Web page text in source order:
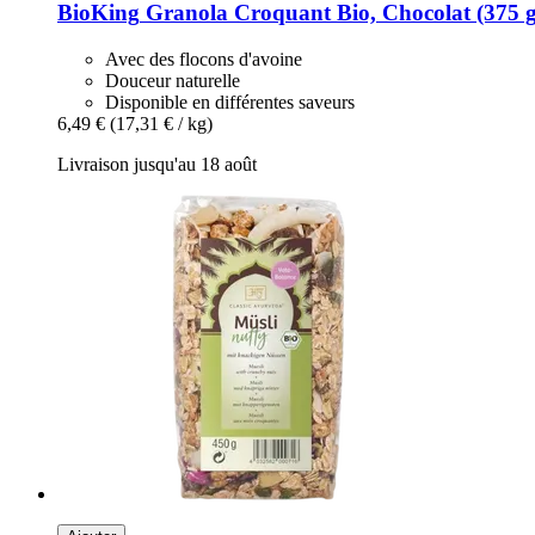
BioKing Granola Croquant Bio, Chocolat (375
Avec des flocons d'avoine
Douceur naturelle
Disponible en différentes saveurs
6,49 € (17,31 € / kg)
Livraison jusqu'au 18 août